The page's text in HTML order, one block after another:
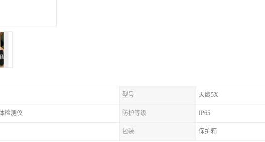
型号 天鹰5X
检测仪 防护等级 IP65
包装 保护箱